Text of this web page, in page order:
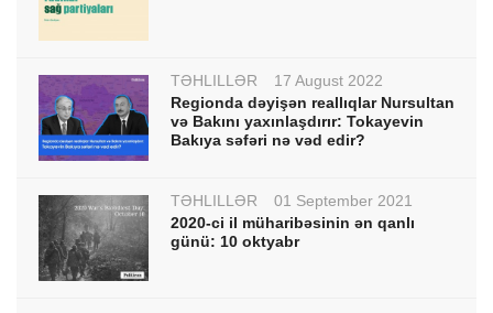
TƏHLİLLƏR
17 August 2022
Regionda dəyişən reallıqlar Nursultan
və Bakını yaxınlaşdırır: Tokayevin
Bakıya səfəri nə vəd edir?
TƏHLİLLƏR
01 September 2021
2020-ci il müharibəsinin ən qanlı
günü: 10 oktyabr